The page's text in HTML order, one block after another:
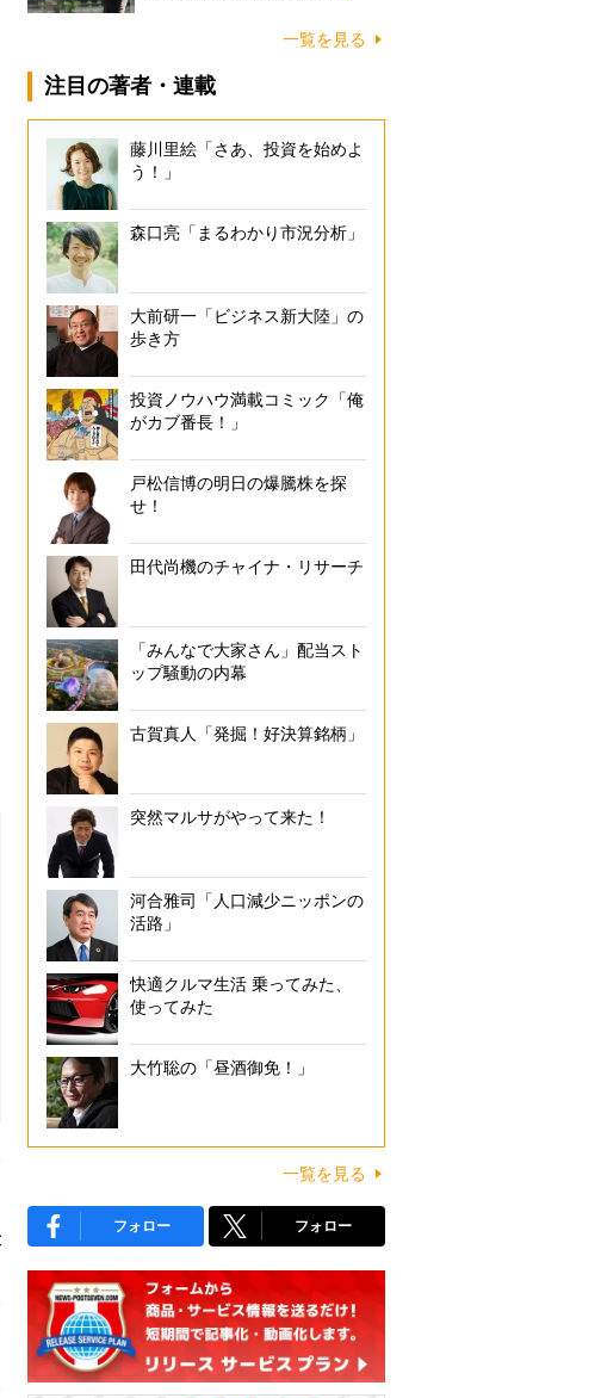
一覧を見る
注目の著者・連載
藤川里絵「さあ、投資を始めよ
う！」
森口亮「まるわかり市況分析」
大前研一「ビジネス新大陸」の
歩き方
投資ノウハウ満載コミック「俺
がカブ番長！」
戸松信博の明日の爆騰株を探
せ！
田代尚機のチャイナ・リサーチ
「みんなで大家さん」配当スト
ップ騒動の内幕
古賀真人「発掘！好決算銘柄」
突然マルサがやって来た！
河合雅司「人口減少ニッポンの
活路」
快適クルマ生活 乗ってみた、
使ってみた
大竹聡の「昼酒御免！」
一覧を見る
フォロー フォロー